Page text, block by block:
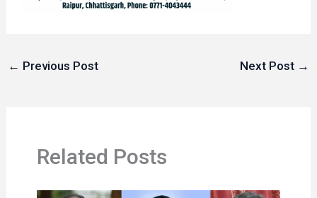
← Previous Post Next Post →
Related Posts